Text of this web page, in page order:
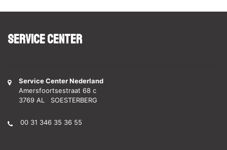
Service Center
Service Center Nederland
Amersfoortsestraat 68 c
3769 AL SOESTERBERG
00 31 346 35 36 55